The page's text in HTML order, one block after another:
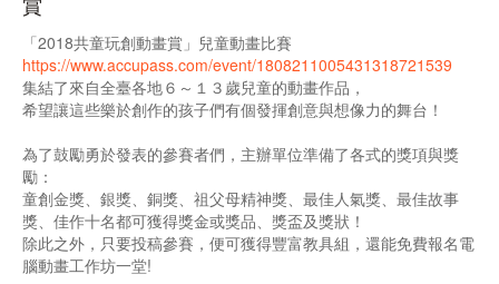
「2018共童玩創動畫賞」兒童動畫比賽
https://www.accupass.com/event/1808211005431318721539
集結了來自全臺各地６～１３歲兒童的動畫作品，
希望讓這些樂於創作的孩子們有個發揮創意與想像力的舞台！
為了鼓勵勇於發表的參賽者們，主辦單位準備了各式的獎項與獎
勵：
童創金獎、銀獎、銅獎、祖父母精神獎、最佳人氣獎、最佳故事
獎、佳作十名都可獲得獎金或獎品、獎盃及獎狀！
除此之外，只要投稿參賽，便可獲得豐富教具組，還能免費報名電
腦動畫工作坊一堂!